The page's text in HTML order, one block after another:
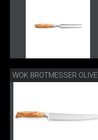
WOK BROTMESSER OLIVE